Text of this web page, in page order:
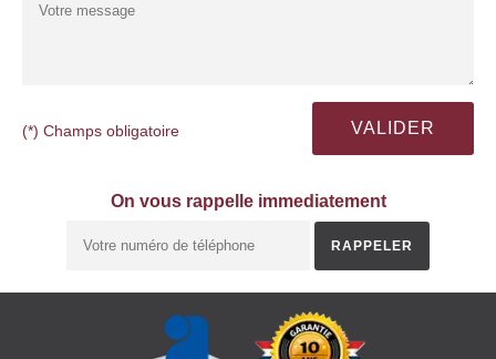
(*) Champs obligatoire
On vous rappelle immediatement